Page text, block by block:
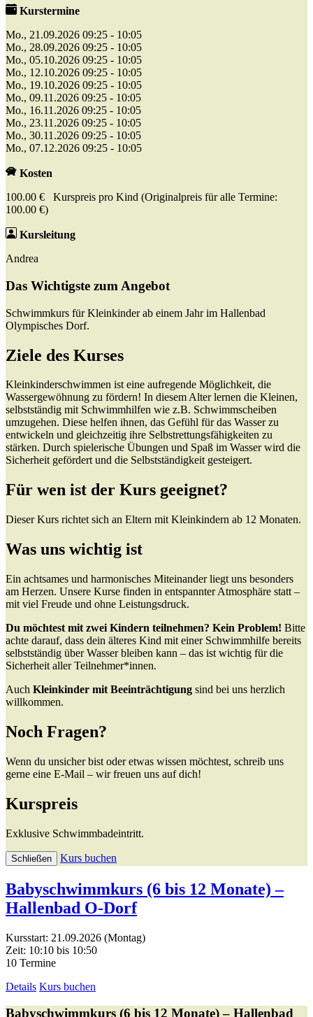
Kurstermine
Mo., 21.09.2026 09:25 - 10:05
Mo., 28.09.2026 09:25 - 10:05
Mo., 05.10.2026 09:25 - 10:05
Mo., 12.10.2026 09:25 - 10:05
Mo., 19.10.2026 09:25 - 10:05
Mo., 09.11.2026 09:25 - 10:05
Mo., 16.11.2026 09:25 - 10:05
Mo., 23.11.2026 09:25 - 10:05
Mo., 30.11.2026 09:25 - 10:05
Mo., 07.12.2026 09:25 - 10:05
Kosten
100.00 € Kurspreis pro Kind (Originalpreis für alle Termine:
100.00 €)
Kursleitung
Andrea
Das Wichtigste zum Angebot
Schwimmkurs für Kleinkinder ab einem Jahr im Hallenbad
Olympisches Dorf.
Ziele des Kurses
Kleinkinderschwimmen ist eine aufregende Möglichkeit, die
Wassergewöhnung zu fördern! In diesem Alter lernen die Kleinen,
selbstständig mit Schwimmhilfen wie z.B. Schwimmscheiben
umzugehen. Diese helfen ihnen, das Gefühl für das Wasser zu
entwickeln und gleichzeitig ihre Selbstrettungsfähigkeiten zu
stärken. Durch spielerische Übungen und Spaß im Wasser wird die
Sicherheit gefördert und die Selbstständigkeit gesteigert.
Für wen ist der Kurs geeignet?
Dieser Kurs richtet sich an Eltern mit Kleinkindern ab 12 Monaten.
Was uns wichtig ist
Ein achtsames und harmonisches Miteinander liegt uns besonders
am Herzen. Unsere Kurse finden in entspannter Atmosphäre statt –
mit viel Freude und ohne Leistungsdruck.
Du möchtest mit zwei Kindern teilnehmen? Kein Problem! Bitte
achte darauf, dass dein älteres Kind mit einer Schwimmhilfe bereits
selbstständig über Wasser bleiben kann – das ist wichtig für die
Sicherheit aller Teilnehmer*innen.
Auch Kleinkinder mit Beeinträchtigung sind bei uns herzlich
willkommen.
Noch Fragen?
Wenn du unsicher bist oder etwas wissen möchtest, schreib uns
gerne eine E-Mail – wir freuen uns auf dich!
Kurspreis
Exklusive Schwimmbadeintritt.
Schließen Kurs buchen
Babyschwimmkurs (6 bis 12 Monate) –
Hallenbad O-Dorf
Kursstart: 21.09.2026 (Montag)
Zeit: 10:10 bis 10:50
10 Termine
Details Kurs buchen
Babyschwimmkurs (6 bis 12 Monate) – Hallenbad